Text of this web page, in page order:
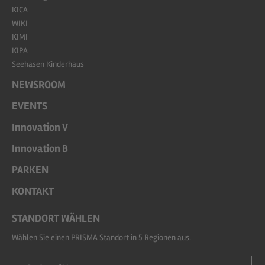
KICA
WIKI
KIMI
KIPA
Seehasen Kinderhaus
NEWSROOM
EVENTS
Innovation V
Innovation B
PARKEN
KONTAKT
STANDORT WÄHLEN
Wählen Sie einen PRISMA Standort in 5 Regionen aus.